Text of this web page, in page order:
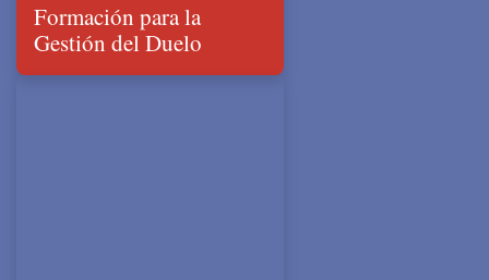
Formación para la
Gestión del Duelo